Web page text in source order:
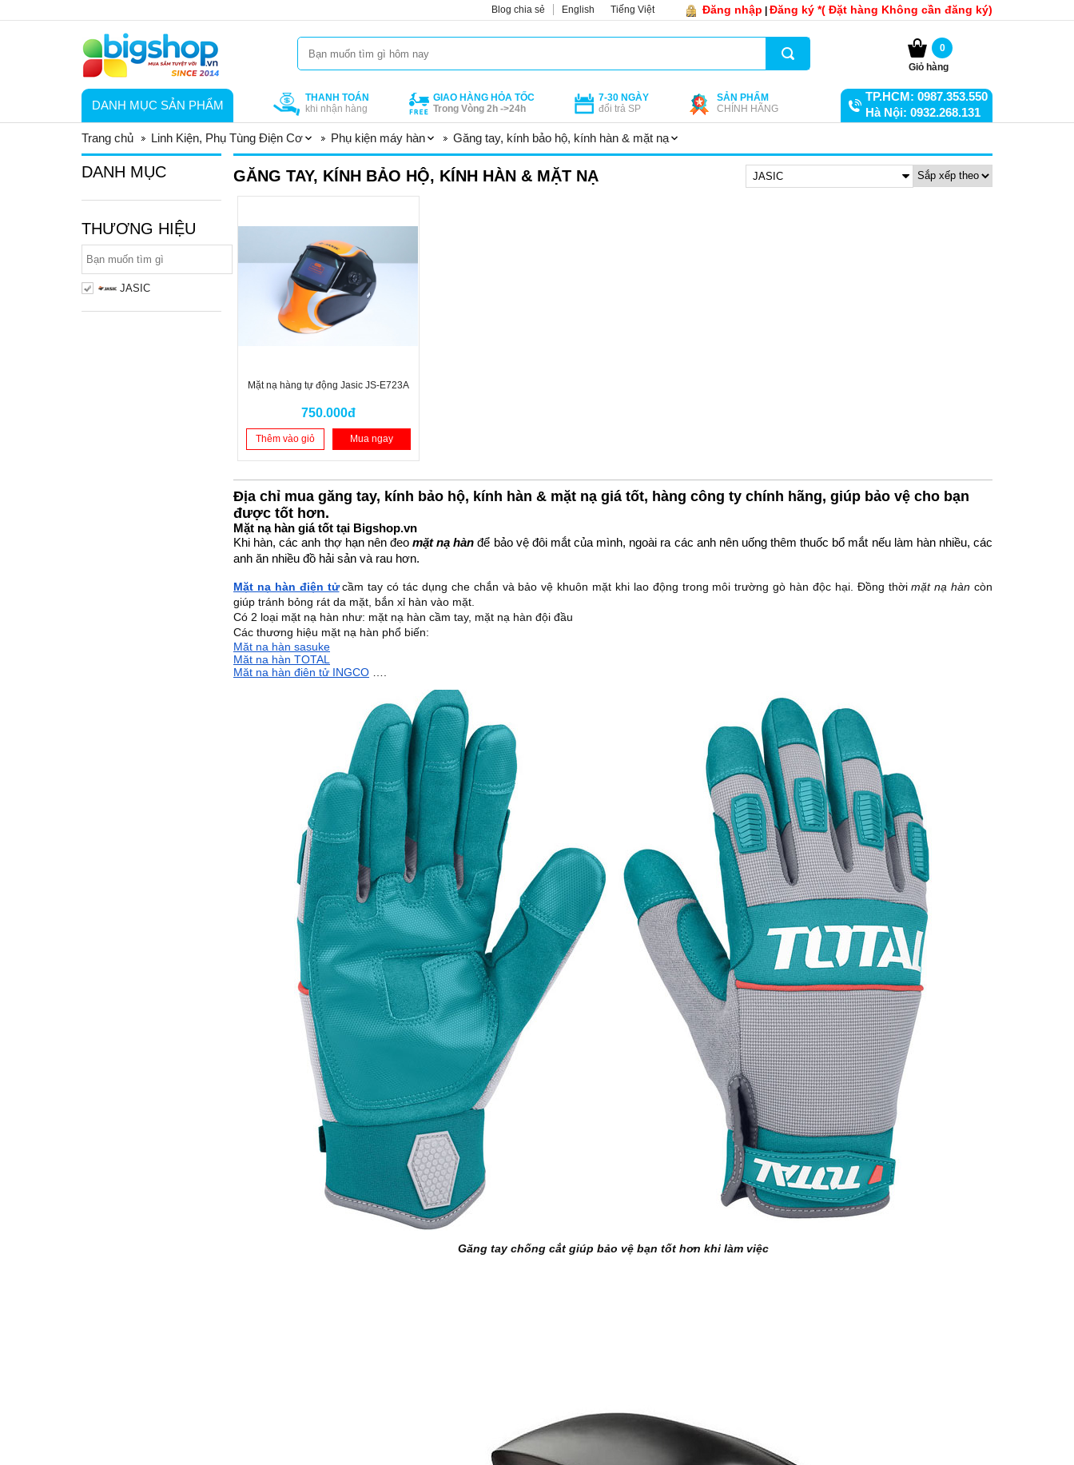
Đăng nhập Đăng ký *( Đặt hàng Không cần đăng ký)
Blog chia sẻ English Tiếng Việt
0
Giỏ hàng
DANH MỤC SẢN PHẨM
THANH TOÁN
khi nhận hàng
GIAO HÀNG HỎA TỐC
Trong Vòng 2h ->24h
7-30 NGÀY
đổi trả SP
SẢN PHẨM
CHÍNH HÃNG
TP.HCM: 0987.353.550
Hà Nội: 0932.268.131
Trang chủ
Linh Kiện, Phụ Tùng Điện Cơ Phụ kiện máy hàn Găng tay, kính bảo hộ, kính hàn & mặt nạ
DANH MỤC
THƯƠNG HIỆU
JASIC
GĂNG TAY, KÍNH BẢO HỘ, KÍNH HÀN & MẶT NẠ JASIC
Mặt nạ hàng tự động Jasic JS-E723A
750.000đ
Thêm vào giỏ Mua ngay
Địa chỉ mua găng tay, kính bảo hộ, kính hàn & mặt nạ giá tốt, hàng công ty chính hãng, giúp bảo vệ cho bạn
được tốt hơn.
Mặt nạ hàn giá tốt tại Bigshop.vn
Khi hàn, các anh thợ hạn nên đeo mặt nạ hàn để bảo vệ đôi mắt của mình, ngoài ra các anh nên uống thêm thuốc bổ mắt nếu làm hàn nhiều, các
anh ăn nhiều đồ hải sản và rau hơn.
Mặt nạ hàn điện tử cầm tay có tác dụng che chắn và bảo vệ khuôn mặt khi lao động trong môi trường gò hàn độc hại. Đồng thời mặt nạ hàn còn
giúp tránh bỏng rát da mặt, bắn xỉ hàn vào mặt.
Có 2 loại mặt nạ hàn như: mặt nạ hàn cầm tay, mặt nạ hàn đội đầu
Các thương hiệu mặt nạ hàn phổ biến:
Mặt nạ hàn sasuke
Mặt nạ hàn TOTAL
Mặt nạ hàn điện tử INGCO
Găng tay chống cắt giúp bảo vệ bạn tốt hơn khi làm việc